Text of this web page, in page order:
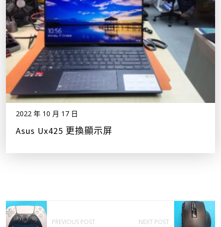
2022 年 10 月 17 日
Asus Ux425 更換顯示屏
PREVIOUS POST NEXT POST